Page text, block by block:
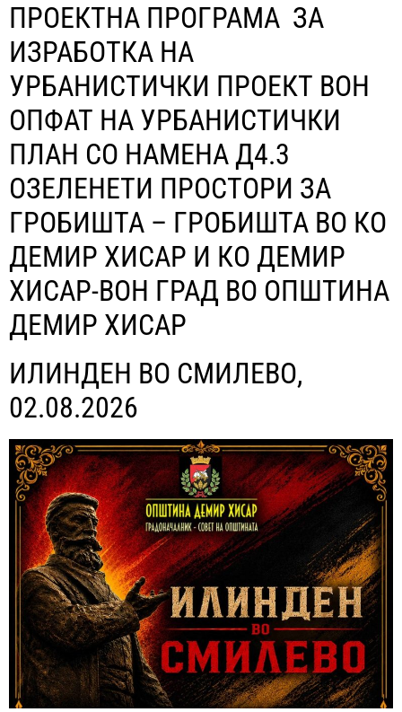
ПРОЕКТНА ПРОГРАМА ЗА
ИЗРАБОТКА НА
УРБАНИСТИЧКИ ПРОЕКТ ВОН
ОПФАТ НА УРБАНИСТИЧКИ
ПЛАН СО НАМЕНА Д4.3
ОЗЕЛЕНЕТИ ПРОСТОРИ ЗА
ГРОБИШТА – ГРОБИШТА ВО КО
ДЕМИР ХИСАР И КО ДЕМИР
ХИСАР-ВОН ГРАД ВО ОПШТИНА
ДЕМИР ХИСАР
ИЛИНДЕН ВО СМИЛЕВО,
02.08.2026